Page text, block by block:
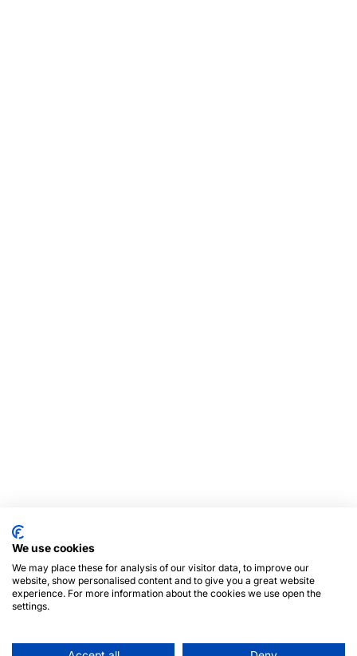
We use cookies
We may place these for analysis of our visitor data, to improve our
website, show personalised content and to give you a great website
experience. For more information about the cookies we use open the
settings.